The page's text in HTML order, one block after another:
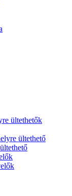
ültethetők
ültethető